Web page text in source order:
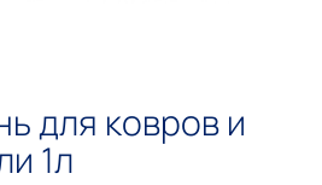
для ковров и
1л